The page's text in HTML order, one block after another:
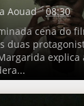
Aouad
08:30
cena do
duas
explica